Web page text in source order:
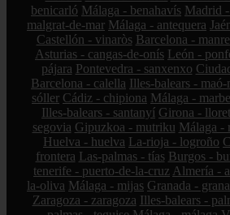
benicarló Málaga - benahavís Madrid
malgrat-de-mar Málaga - antequera
Castellón - vinaròs Barcelona -
Asturias - cangas-de-onís León -
pájara Pontevedra - sanxenxo
Barcelona - calella Illes-balears - maó-
sóller Cádiz - chipiona Málaga -
Illes-balears - santanyí Girona -
segovia Gipuzkoa - mutriku Málaga -
Huelva - huelva La-rioja - logroño
frontera Las-palmas - tías Burgos -
tenerife - puerto-de-la-cruz Almería -
la-oliva Málaga - mijas Granada -
Zaragoza - zaragoza Illes-balears -